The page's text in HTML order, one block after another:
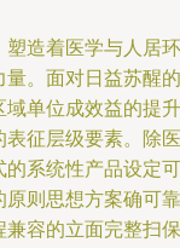
造着医学与人居
。面对日益苏醒
单位成效益的提
征层级要素。除
系统性产品设定
思想方案确可
容的立面完整扫